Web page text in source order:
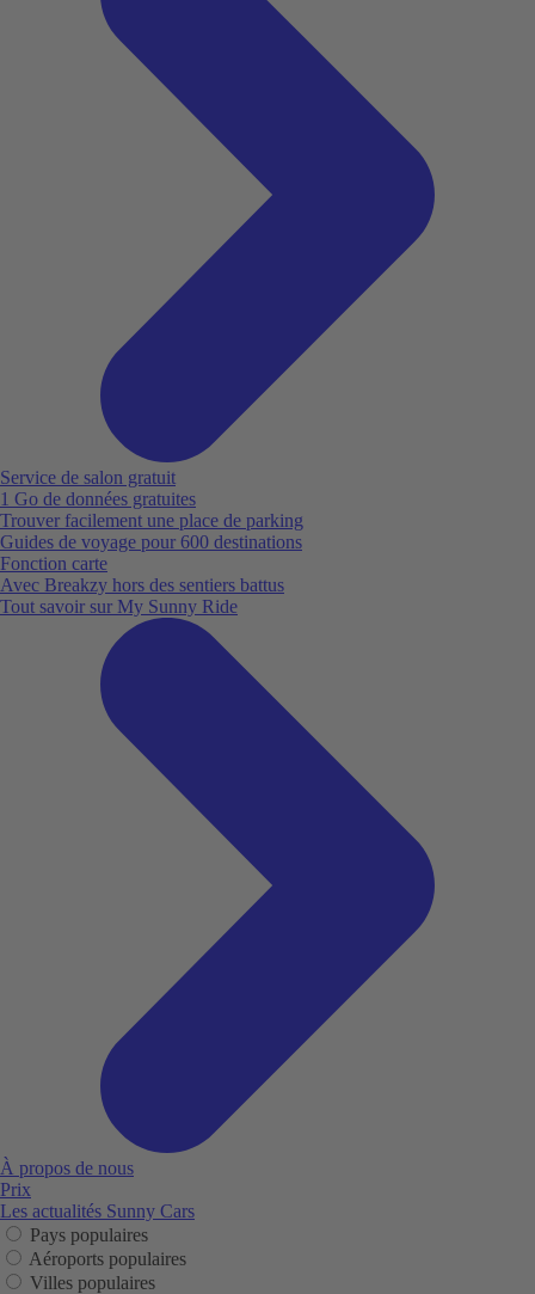
Service de salon gratuit
1 Go de données gratuites
Trouver facilement une place de parking
Guides de voyage pour 600 destinations
Fonction carte
Avec Breakzy hors des sentiers battus
Tout savoir sur My Sunny Ride
À propos de nous
Prix
Les actualités Sunny Cars
Pays populaires
Aéroports populaires
Villes populaires